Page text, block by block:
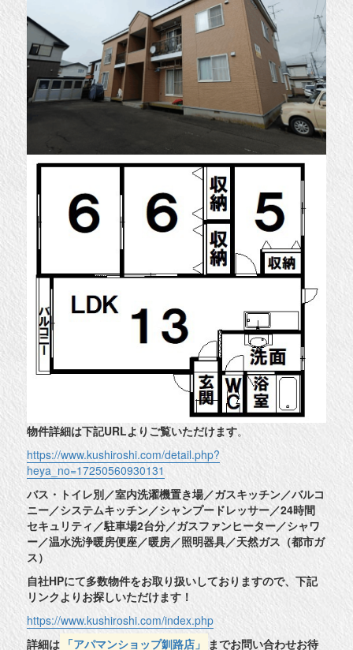
物件詳細は下記URLよりご覧いただけます。
https://www.kushiroshi.com/detail.php?
heya_no=17250560930131
バス・トイレ別／室内洗濯機置き場／ガスキッチン／バルコ
ニー／システムキッチン／シャンプードレッサー／24時間
セキュリティ／駐車場2台分／ガスファンヒーター／シャワ
ー／温水洗浄暖房便座／暖房／照明器具／天然ガス（都市ガ
ス）
自社HPにて多数物件をお取り扱いしておりますので、下記
リンクよりお探しいただけます！
https://www.kushiroshi.com/index.php
詳細は 「アパマンショップ釧路店」 までお問い合わせお待